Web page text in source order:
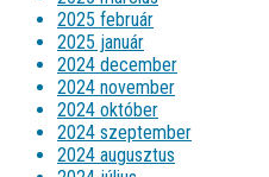
2025 február
2025 január
2024 december
2024 november
2024 október
2024 szeptember
2024 augusztus